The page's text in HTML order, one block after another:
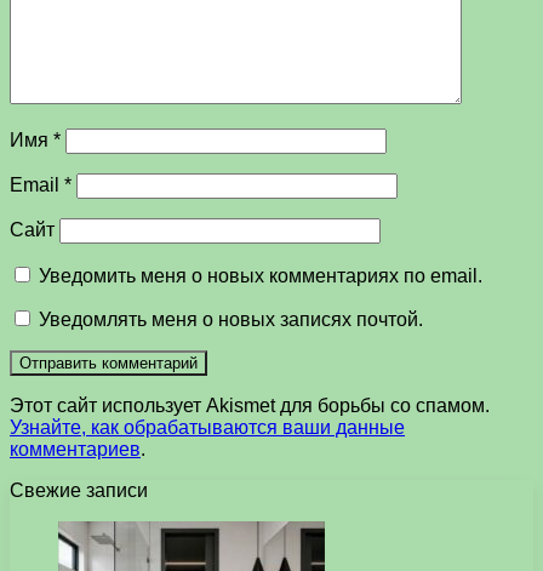
Имя *
Email *
Сайт
Уведомить меня о новых комментариях по email.
Уведомлять меня о новых записях почтой.
Этот сайт использует Akismet для борьбы со спамом.
Узнайте, как обрабатываются ваши данные
комментариев.
Свежие записи